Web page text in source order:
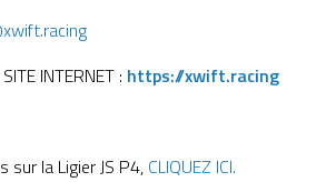
INTERNET : https://xwift.racing
sur la Ligier JS P4, CLIQUEZ ICI.